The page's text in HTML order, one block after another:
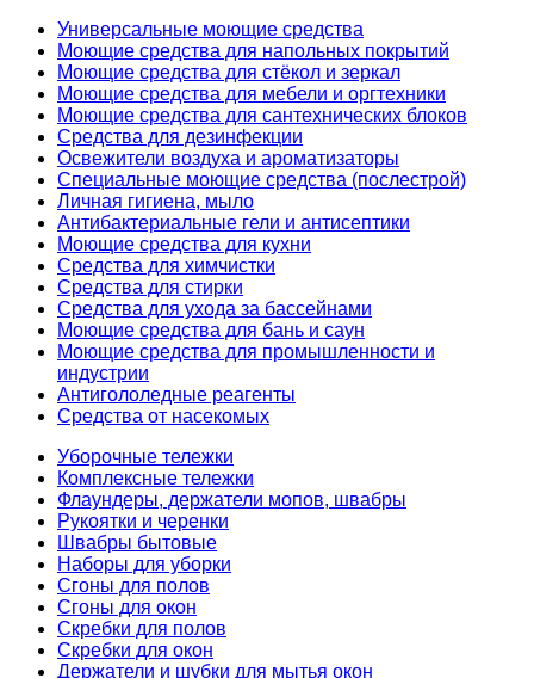
Универсальные моющие средства
Моющие средства для напольных покрытий
Моющие средства для стёкол и зеркал
Моющие средства для мебели и оргтехники
Моющие средства для сантехнических блоков
Средства для дезинфекции
Освежители воздуха и ароматизаторы
Специальные моющие средства (послестрой)
Личная гигиена, мыло
Антибактериальные гели и антисептики
Моющие средства для кухни
Средства для химчистки
Средства для стирки
Средства для ухода за бассейнами
Моющие средства для бань и саун
Моющие средства для промышленности и
индустрии
Антигололедные реагенты
Средства от насекомых
Уборочные тележки
Комплексные тележки
Флаундеры, держатели мопов, швабры
Рукоятки и черенки
Швабры бытовые
Наборы для уборки
Сгоны для полов
Сгоны для окон
Скребки для полов
Скребки для окон
Держатели и шубки для мытья окон